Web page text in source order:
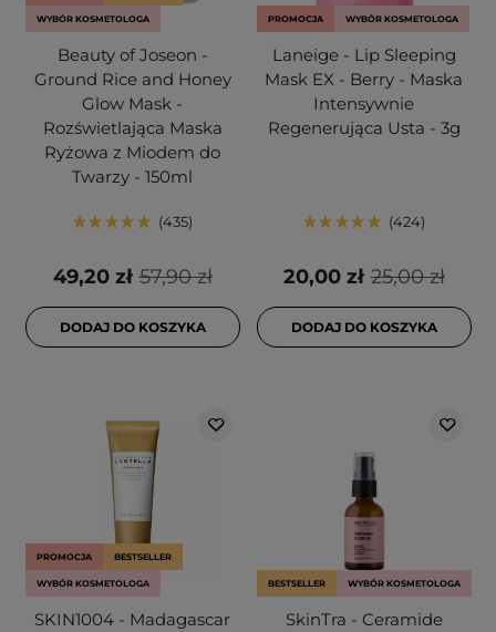
WYBÓR KOSMETOLOGA
Beauty of Joseon -
Ground Rice and Honey
Glow Mask -
Rozświetlająca Maska
Ryżowa z Miodem do
Twarzy - 150ml
435
57,90 zł
49,20 zł
DODAJ DO KOSZYKA
PROMOCJA WYBÓR KOSMETOLOGA
Laneige - Lip Sleeping
Mask EX - Berry - Maska
Intensywnie
Regenerująca Usta - 3g
424
25,00 zł
20,00 zł
DODAJ DO KOSZYKA
PROMOCJA BESTSELLER
WYBÓR KOSMETOLOGA
SKIN1004 - Madagascar
BESTSELLER WYBÓR KOSMETOLOGA
SkinTra - Ceramide